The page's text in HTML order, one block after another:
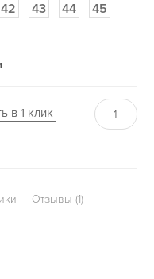
42 43 44 45
в 1 клик
Отзывы (1)